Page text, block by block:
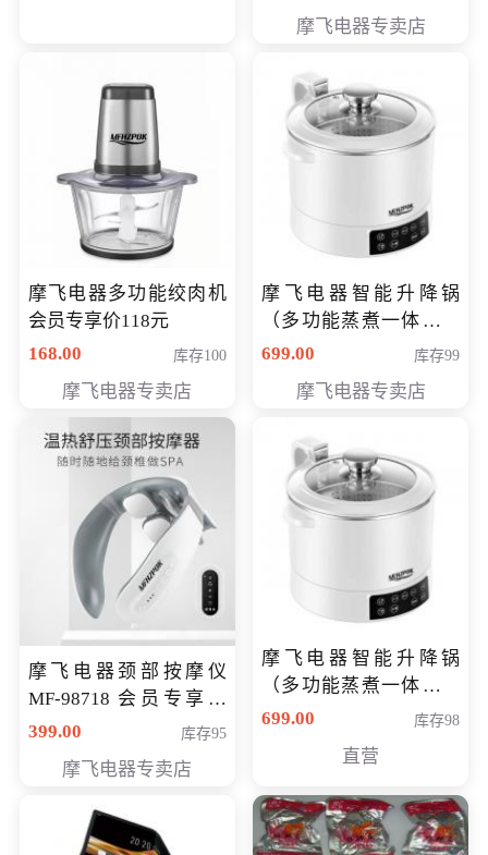
摩飞电器专卖店
摩飞电器多功能绞肉机
会员专享价118元
168.00
库存100
摩飞电器专卖店
摩飞电器智能升降锅
（多功能蒸煮一体锅）
（智能升降养生锅） 会
699.00 库存99
摩飞电器专卖店
摩飞电器颈部按摩仪
MF-98718 会员专享价
299元
399.00 库存95
摩飞电器专卖店
摩飞电器智能升降锅
（多功能蒸煮一体锅）
（智能升降养生锅） 会
699.00 库存98
直营